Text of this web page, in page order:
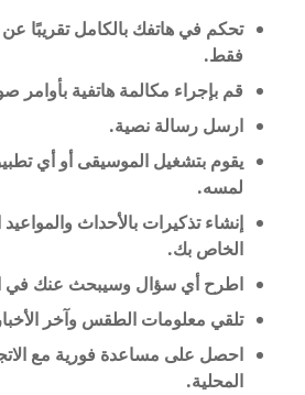
تحكم في هاتفك بالكامل تقريبًا
فقط.
قم بإجراء مكالمة هاتفية بأوامر
ارسل رسالة نصية.
يقوم بتشغيل الموسيقى أو أي
لمسه.
إنشاء تذكيرات بالأحداث
الخاص بك.
اطرح أي سؤال وسيبحث عنك في
تلقي معلومات الطقس وآخر
احصل على مساعدة فورية مع
المحلية.